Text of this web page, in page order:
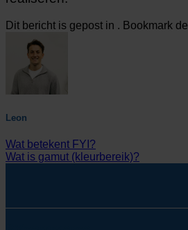
Dit bericht is gepost in . Bookmark de
Leon
Wat betekent FYI?
Wat is gamut (kleurbereik)?